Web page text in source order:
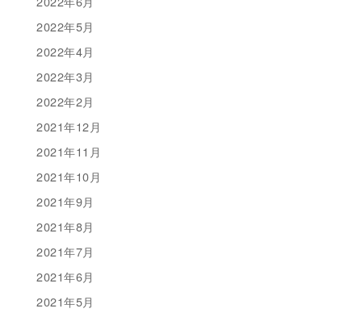
2022年5月
2022年4月
2022年3月
2022年2月
2021年12月
2021年11月
2021年10月
2021年9月
2021年8月
2021年7月
2021年6月
2021年5月